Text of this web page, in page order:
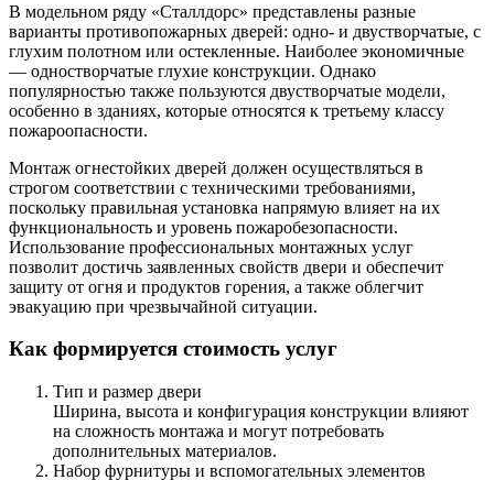
В модельном ряду «Сталлдорс» представлены разные
варианты противопожарных дверей: одно- и двустворчатые, с
глухим полотном или остекленные. Наиболее экономичные
— одностворчатые глухие конструкции. Однако
популярностью также пользуются двустворчатые модели,
особенно в зданиях, которые относятся к третьему классу
пожароопасности.
Монтаж огнестойких дверей должен осуществляться в
строгом соответствии с техническими требованиями,
поскольку правильная установка напрямую влияет на их
функциональность и уровень пожаробезопасности.
Использование профессиональных монтажных услуг
позволит достичь заявленных свойств двери и обеспечит
защиту от огня и продуктов горения, а также облегчит
эвакуацию при чрезвычайной ситуации.
Как формируется стоимость услуг
Тип и размер двери
Ширина, высота и конфигурация конструкции влияют
на сложность монтажа и могут потребовать
дополнительных материалов.
Набор фурнитуры и вспомогательных элементов